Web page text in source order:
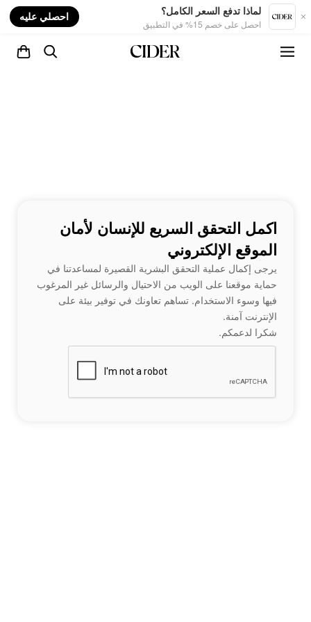
لماذا تدفع السعر الكامل؟
احصل على خصم 15% في التطبيق
احصلي عليه
اكمل التحقق السريع للإنسان لأمان
الموقع الإلكتروني
يرجى إكمال عملية التحقق البشرية القصيرة لمساعدتنا في
حماية موقعنا على الويب من الاحتيال والرسائل غير المرغوب
فيها وسوء الاستخدام. تساهم تعاونك في توفير بيئة على
الإنترنت آمنة.
شكرا لدعمكم.